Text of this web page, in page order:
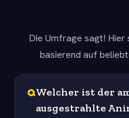
Die Umfrage sagt!
basierend auf
QWelcher ist der
ausgestrahlte